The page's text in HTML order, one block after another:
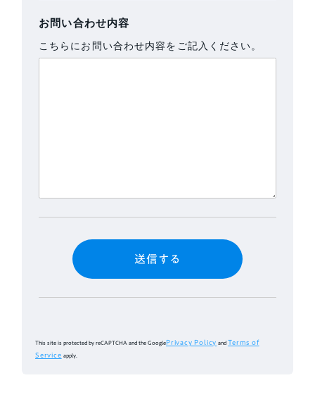
お問い合わせ内容
こちらにお問い合わせ内容をご記入ください。
This site is protected by reCAPTCHA and the GooglePrivacy Policy and Terms of
Service apply.